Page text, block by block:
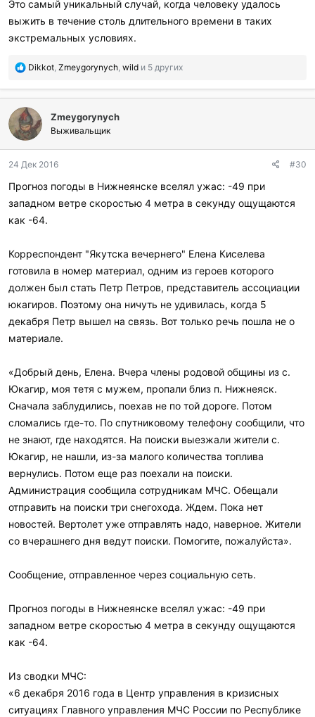
Это самый уникальный случай, когда человеку удалось
выжить в течение столь длительного времени в таких
экстремальных условиях.
П
б
л
а
г
о
а
и
л
и
Dikkot, Zmeygorynych, wild и 5 других
Zmeygorynych
Выживальщик
24 Дек 2016 #30
Прогноз погоды в Нижнеянске вселял ужас: -49 при
западном ветре скоростью 4 метра в секунду ощущаются
как -64.
Корреспондент "Якутска вечернего" Елена Киселева
готовила в номер материал, одним из героев которого
должен был стать Петр Петров, представитель ассоциации
юкагиров. Поэтому она ничуть не удивилась, когда 5
декабря Петр вышел на связь. Вот только речь пошла не о
материале.
«Добрый день, Елена. Вчера члены родовой общины из с.
Юкагир, моя тетя с мужем, пропали близ п. Нижнеяск.
Сначала заблудились, поехав не по той дороге. Потом
сломались где-то. По спутниковому телефону сообщили, что
не знают, где находятся. На поиски выезжали жители с.
Юкагир, не нашли, из-за малого количества топлива
вернулись. Потом еще раз поехали на поиски.
Администрация сообщила сотрудникам МЧС. Обещали
отправить на поиски три снегохода. Ждем. Пока нет
новостей. Вертолет уже отправлять надо, наверное. Жители
со вчерашнего дня ведут поиски. Помогите, пожалуйста».
Сообщение, отправленное через социальную сеть.
Прогноз погоды в Нижнеянске вселял ужас: -49 при
западном ветре скоростью 4 метра в секунду ощущаются
как -64.
Из сводки МЧС:
«6 декабря 2016 года в Центр управления в кризисных
ситуациях Главного управления МЧС России по Республике